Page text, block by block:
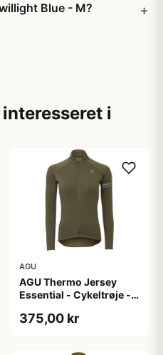
Blue - M?
i
AGU
AGU Thermo Jersey
Essential - Cykeltrøje -
M
375,00 kr